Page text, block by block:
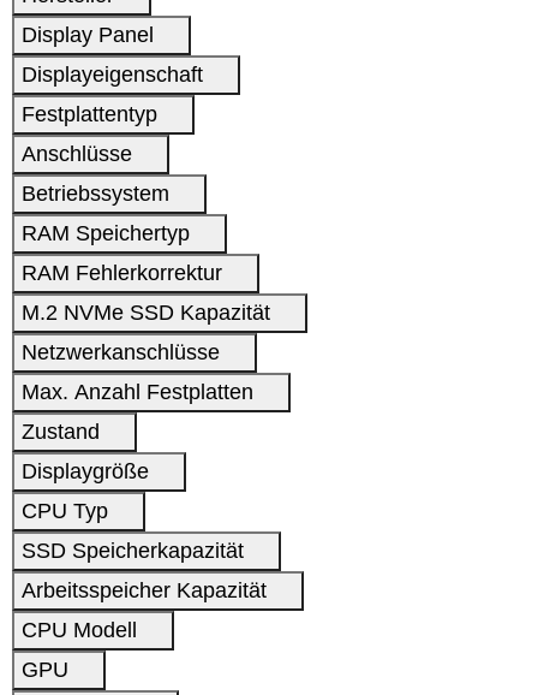
Display Panel
Displayeigenschaft
Festplattentyp
Anschlüsse
Betriebssystem
RAM Speichertyp
RAM Fehlerkorrektur
M.2 NVMe SSD Kapazität
Netzwerkanschlüsse
Max. Anzahl Festplatten
Zustand
Displaygröße
CPU Typ
SSD Speicherkapazität
Arbeitsspeicher Kapazität
CPU Modell
GPU